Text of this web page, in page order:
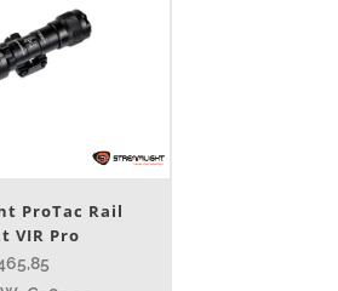
ProTac Rail
VIR Pro